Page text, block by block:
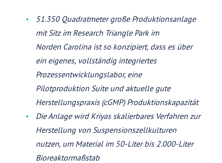
51.350 Quadratmeter große Produktionsanlage
mit Sitz im Research Triangle Park im
Norden Carolina ist so konzipiert, dass es über
ein eigenes, vollständig integriertes
Prozessentwicklungslabor, eine
Pilotproduktion Suite und aktuelle gute
Herstellungspraxis (cGMP) Produktionskapazität
Die Anlage wird Kriyas skalierbares Verfahren zur
Herstellung von Suspensionszellkulturen
nutzen, um Material im 50-Liter bis 2.000-Liter
Bioreaktormaßstab